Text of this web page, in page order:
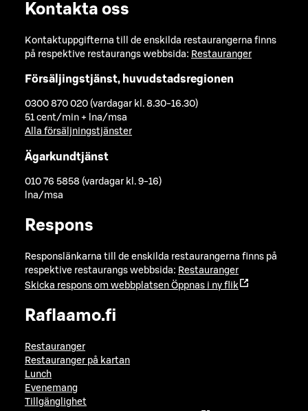
Kontakta oss
Kontaktuppgifterna till de enskilda restaurangerna finns
på respektive restaurangs webbsida: Restauranger
Försäljingstjänst, huvudstadsregionen
0300 870 020 (vardagar kl. 8.30-16.30)
51 cent/min + lna/msa
Alla försäljningstjänster
Ägarkundtjänst
010 76 5858 (vardagar kl. 9-16)
lna/msa
Respons
Responslänkarna till de enskilda restaurangerna finns på
respektive restaurangs webbsida: Restauranger
Skicka respons om webbplatsen Öppnas i ny flik
Raflaamo.fi
Restauranger
Restauranger på kartan
Lunch
Evenemang
Tillgänglighet